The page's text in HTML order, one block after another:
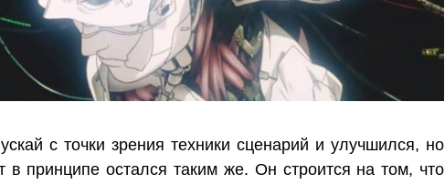
с точки зрения техники сценарий и улучшился, но
в принципе остался таким же. Он строится на том, что